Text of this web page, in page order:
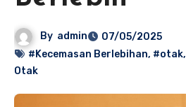
By admin
07/05/2025
#Kecemasan Berlebihan, #otak,
Otak